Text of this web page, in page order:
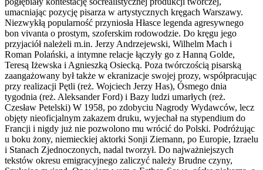
umacniając pozycję pisarza w artystycznych kręgach Warszawy.
Niezwykłą popularność przyniosła Hłasce legenda agresywnego
bon vivanta o prostym, szoferskim rodowodzie. Do kręgu jego
przyjaciół należeli m.in. Jerzy Andrzejewski, Wilhelm Mach i
Roman Polański, a intymne relacje łączyły go z Hanną Golde,
Teresą Iżewska i Agnieszką Osiecką. Poza twórczością pisarską
zaangażowany był także w ekranizacje swojej prozy, współpracując
przy realizacji Pętli (reż. Wojciech Jerzy Has), Ósmego dnia
tygodnia (reż. Aleksander Ford) i Bazy ludzi umarłych (reż.
Czesław Petelski) W 1958, po zdobyciu Nagrody Wydawców, lecz
objęty nieoficjalnym zakazem druku, wyjechał na stypendium do
Francji i nigdy już nie pozwolono mu wrócić do Polski. Podróżując
u boku żony, niemieckiej aktorki Sonji Ziemann, po Europie, Izraelu
i Stanach Zjednoczonych, nadal tworzył. Do najważniejszych
tekstów okresu emigracyjnego zaliczyć należy Brudne czyny,